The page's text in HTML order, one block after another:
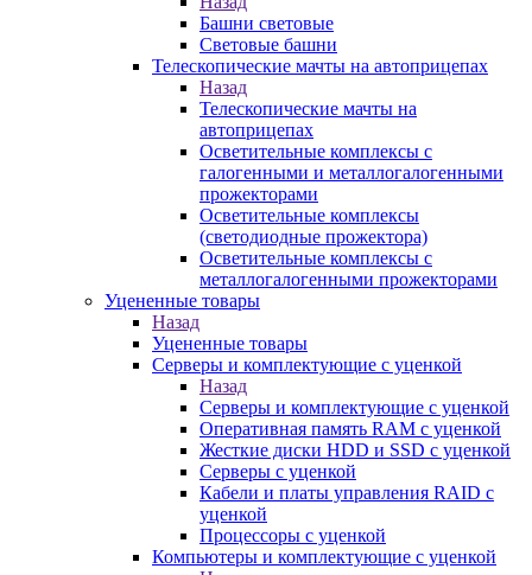
Башни световые
Световые башни
Телескопические мачты на автоприцепах
Назад
Телескопические мачты на
автоприцепах
Осветительные комплексы с
галогенными и металлогалогенными
прожекторами
Осветительные комплексы
(светодиодные прожектора)
Осветительные комплексы с
металлогалогенными прожекторами
Уцененные товары
Назад
Уцененные товары
Серверы и комплектующие с уценкой
Назад
Серверы и комплектующие с уценкой
Оперативная память RAM с уценкой
Жесткие диски HDD и SSD с уценкой
Серверы с уценкой
Кабели и платы управления RAID с
уценкой
Процессоры с уценкой
Компьютеры и комплектующие с уценкой